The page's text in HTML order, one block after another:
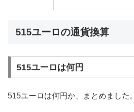
515ユーロの通貨換算
515ユーロは何円
515ユーロは何円か、まとめました。